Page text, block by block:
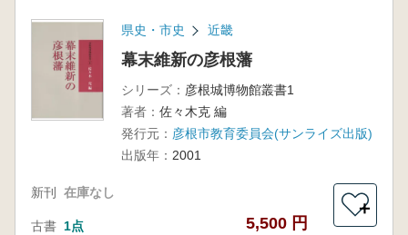
県史・市史 近畿
幕末維新の彦根藩
シリーズ： 彦根城博物館叢書1
著者： 佐々木克 編
発行元： 彦根市教育委員会(サンライズ出版)
出版年： 2001
新刊 在庫なし
古書 1点 5,500 円
＋